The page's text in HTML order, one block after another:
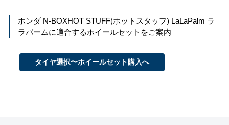
ホンダ N-BOXHOT STUFF(ホットスタッフ) LaLaPalm ラ
ラパームに適合するホイールセットをご案内
タイヤ選択〜ホイールセット購入へ